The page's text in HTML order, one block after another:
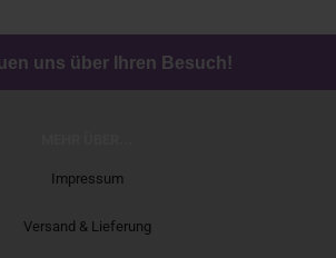
uns über Ihren Besuch!
Impressum
Versand & Lieferung